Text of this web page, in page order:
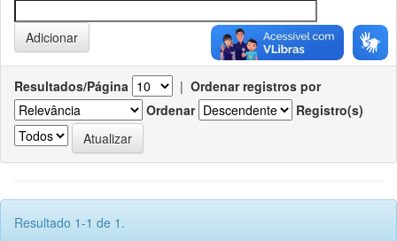
Resultados/Página | Ordenar registros por
Ordenar
Registro(s)
Resultado 1-1 de 1.